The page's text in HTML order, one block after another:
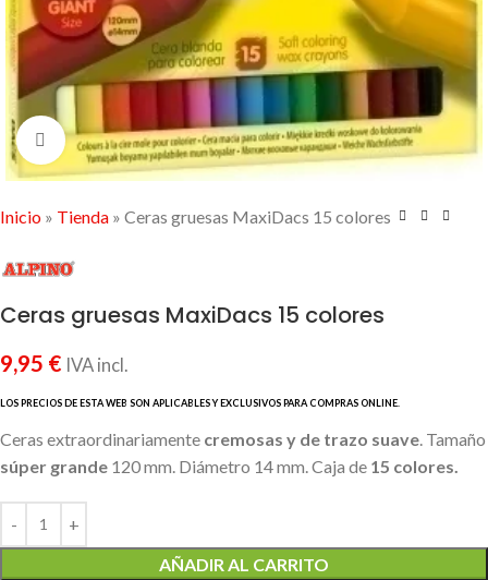
Click to enlarge
Inicio » Tienda » Ceras gruesas MaxiDacs 15 colores
Ceras gruesas MaxiDacs 15 colores
9,95 € IVA incl.
Ceras extraordinariamente cremosas y de trazo suave . Tamaño
súper grande 120 mm. Diámetro 14 mm. Caja de 15 colores.
AÑADIR AL CARRITO